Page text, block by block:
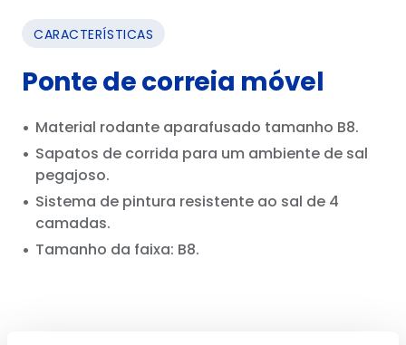
CARACTERÍSTICAS
Ponte de correia móvel
Material rodante aparafusado tamanho B8.
Sapatos de corrida para um ambiente de sal
pegajoso.
Sistema de pintura resistente ao sal de 4
camadas.
Tamanho da faixa: B8.